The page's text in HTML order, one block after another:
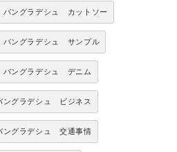
バングラデシュ カットソー
バングラデシュ サンプル
バングラデシュ デニム
ングラデシュ ビジネス
ングラデシュ 交通事情